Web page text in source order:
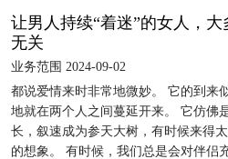
让男人持续“着迷”的女人，
无关
业务范围 2024-09-02
都说爱情来时非常地微妙。 它的到来
地就在两个人之间蔓延开来。 它仿佛
长，叙速成为参天大树，有时候来得
的想象。 有时候，我们总是会对伴侣